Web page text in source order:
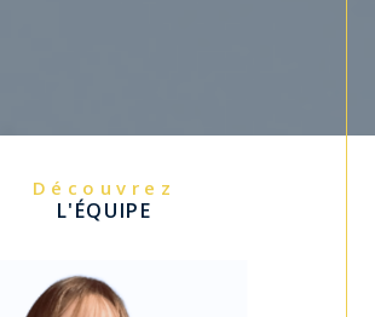
Découvrez
L'ÉQUIPE